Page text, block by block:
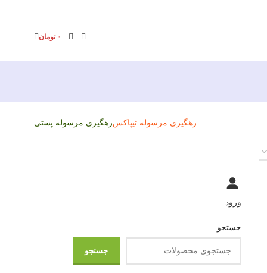
۰ تومان
رهگیری مرسوله تیپاکسرهگیری مرسوله پستی
ورود
جستجو
جستجو